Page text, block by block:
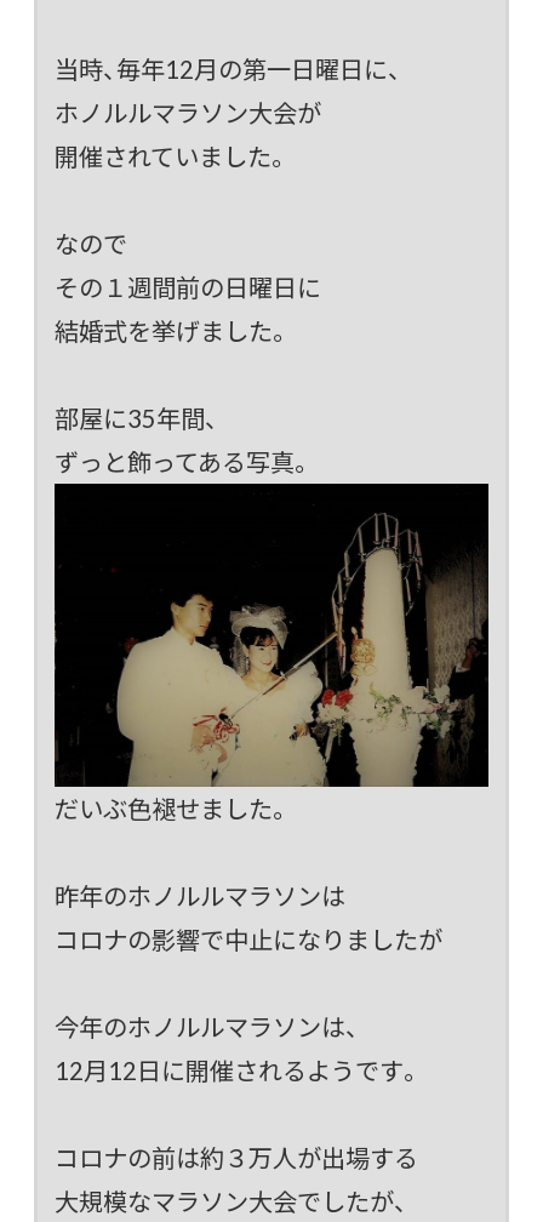
当時、毎年12月の第一日曜日に、
ホノルルマラソン大会が
開催されていました。
なので
その１週間前の日曜日に
結婚式を挙げました。
部屋に35年間、
ずっと飾ってある写真。
だいぶ色褪せました。
昨年のホノルルマラソンは
コロナの影響で中止になりましたが
今年のホノルルマラソンは、
12月12日に開催されるようです。
コロナの前は約３万人が出場する
大規模なマラソン大会でしたが、